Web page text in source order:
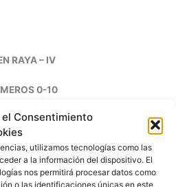
Consentimiento
utilizamos tecnologías como las
a la información del dispositivo. El
nos permitirá procesar datos como
o las identificaciones únicas en este
RAYA – IV
0-10